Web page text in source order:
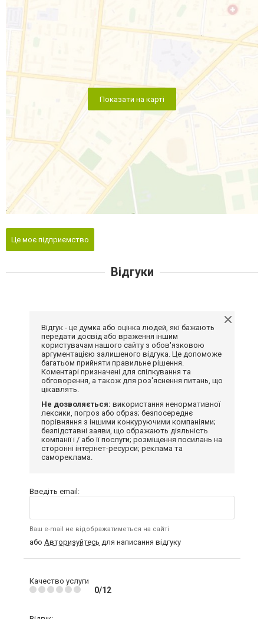
Показати на карті
Це моє підприємство
Відгуки
Відгук - це думка або оцінка людей, які бажають
передати досвід або враження іншим
користувачам нашого сайту з обов'язковою
аргументацією залишеного відгука. Це допоможе
багатьом прийняти правильне рішення.
Коментарі призначені для спілкування та
обговорення, а також для роз'яснення питань, що
цікавлять.
Не дозволяється: використання ненормативної
лексики, погроз або образ; безпосереднє
порівняння з іншими конкуруючими компаніями;
безпідставні заяви, що ображають діяльність
компанії і / або її послуги; розміщення посилань на
сторонні інтернет-ресурси; реклама та
самореклама.
Введіть email:
Ваш e-mail не відображатиметься на сайті
або Авторизуйтесь для написання відгуку
Качество услуги
0/12